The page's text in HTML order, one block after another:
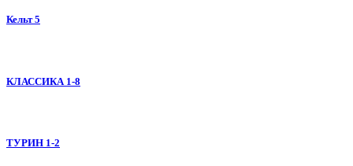
Кельт 5
КЛАССИКА 1-8
ТУРИН 1-2